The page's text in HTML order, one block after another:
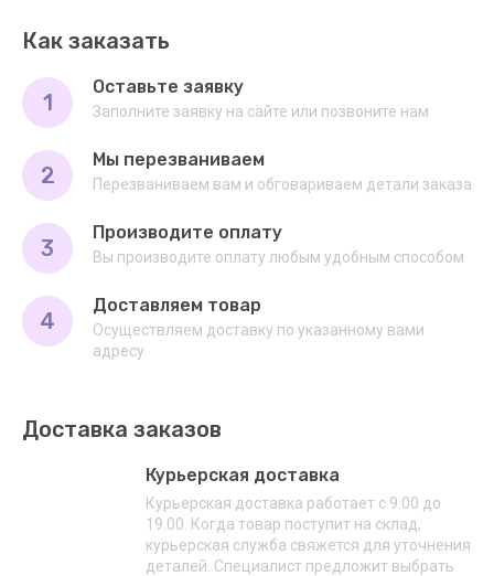
Как заказать
1
Оставьте заявку
Заполните заявку на сайте или позвоните нам
2
Мы перезваниваем
Перезваниваем вам и обговариваем детали заказа
3
Производите оплату
Вы производите оплату любым удобным способом
4
Доставляем товар
Осуществляем доставку по указанному вами
адресу
Доставка заказов
Курьерская доставка
Курьерская доставка работает с 9.00 до
19.00. Когда товар поступит на склад,
курьерская служба свяжется для уточнения
деталей. Специалист предложит выбрать